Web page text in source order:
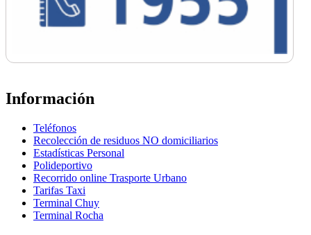
Información
Teléfonos
Recolección de residuos NO domiciliarios
Estadísticas Personal
Polideportivo
Recorrido online Trasporte Urbano
Tarifas Taxi
Terminal Chuy
Terminal Rocha